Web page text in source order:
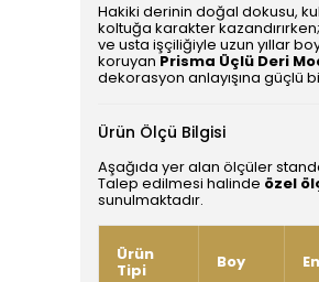
Hakiki derinin doğal dokusu,
koltuğa karakter
ve usta işçiliğiyle uzun yıllar
koruyanPrisma Üçlü Deri
dekorasyon anlayışına güçlü
Ürün Ölçü Bilgisi
Aşağıda yer alan ölçüler
Talep edilmesi halinde özel
sunulmaktadır.
Ürün
Tipi Boy En